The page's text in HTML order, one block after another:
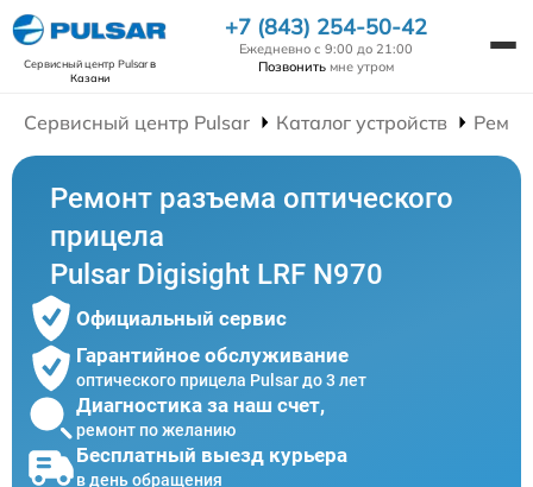
Сервисный центр Pulsarв
Казани
+7 (843) 254-50-42
Ежедневно с 9:00 до 21:00
Позвонить мне утром
Сервисный центр Pulsar Каталог устройств
Ремонт разъема оптического
прицела
Pulsar Digisight LRF N970
Официальный сервис
Гарантийное обслуживание
оптического прицела Pulsar до 3 лет
Диагностика за наш счет,
ремонт по желанию
Бесплатный выезд курьера
в день обращения